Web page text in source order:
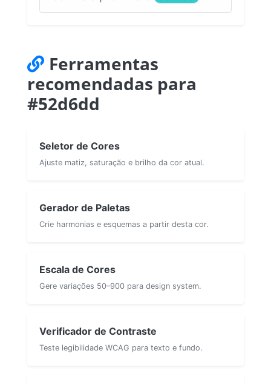
Ferramentas
recomendadas para
#52d6dd
Seletor de Cores
Ajuste matiz, saturação e brilho da cor atual.
Gerador de Paletas
Crie harmonias e esquemas a partir desta cor.
Escala de Cores
Gere variações 50–900 para design system.
Verificador de Contraste
Teste legibilidade WCAG para texto e fundo.